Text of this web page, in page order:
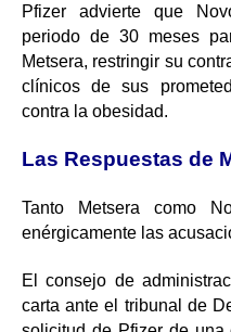
Pfizer advierte que
periodo de 30 meses
Metsera, restringir su
clínicos de sus
contra la obesidad.
Las Respuestas de
Tanto Metsera como
enérgicamente las
El consejo de
carta ante el tribunal de